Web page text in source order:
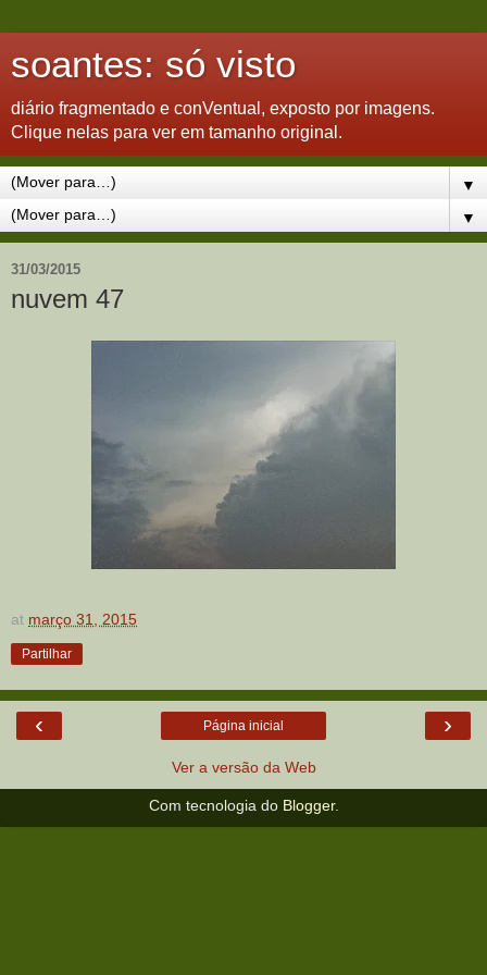
soantes: só visto
diário fragmentado e conVentual, exposto por imagens.
Clique nelas para ver em tamanho original.
▼
▼
31/03/2015
nuvem 47
at março 31, 2015
Partilhar
‹ ›
Página inicial
Ver a versão da Web
Com tecnologia do Blogger.